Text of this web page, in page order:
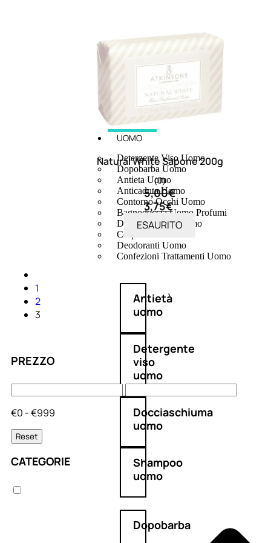
UOMO
Detergente Viso Uomo
Dopobarba Uomo
Antieta Uomo
Anticaduta Uomo
Contorno Occhi Uomo
Bagnodoccia Uomo Profumi
Docciaschiuma Uomo
Corpo Uomo
Deodoranti Uomo
Confezioni Trattamenti Uomo
Antietà
uomo
Detergente
viso
uomo
Docciaschiuma
uomo
Shampoo
uomo
Dopobarba
PREZZO
€0 - €999
Reset
CATEGORIE
Natural White Sapone 200g
(0)
5,00€
3,75€
ESAURITO
1
2
3